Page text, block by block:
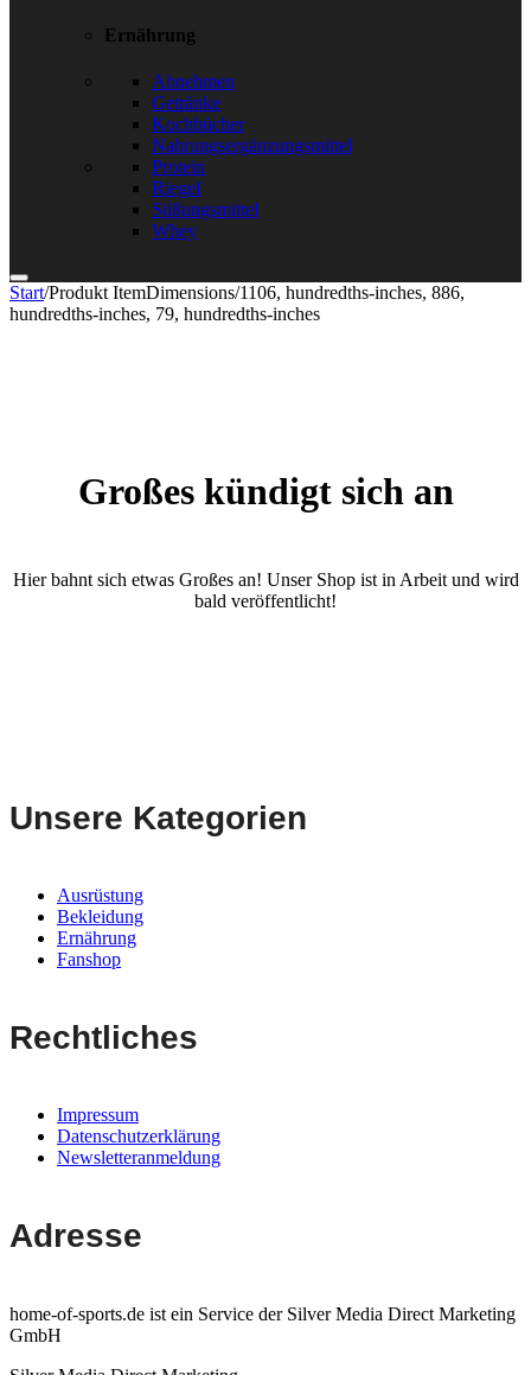
Ernährung
Abnehmen
Getränke
Kochbücher
Nahrungsergänzungsmittel
Protein
Riegel
Süßungsmittel
Whey
Start/Produkt ItemDimensions/1106, hundredths-inches, 886,
hundredths-inches, 79, hundredths-inches
Großes kündigt sich an
Hier bahnt sich etwas Großes an! Unser Shop ist in Arbeit und wird
bald veröffentlicht!
Unsere Kategorien
Ausrüstung
Bekleidung
Ernährung
Fanshop
Rechtliches
Impressum
Datenschutzerklärung
Newsletteranmeldung
Adresse
home-of-sports.de ist ein Service der Silver Media Direct Marketing
GmbH